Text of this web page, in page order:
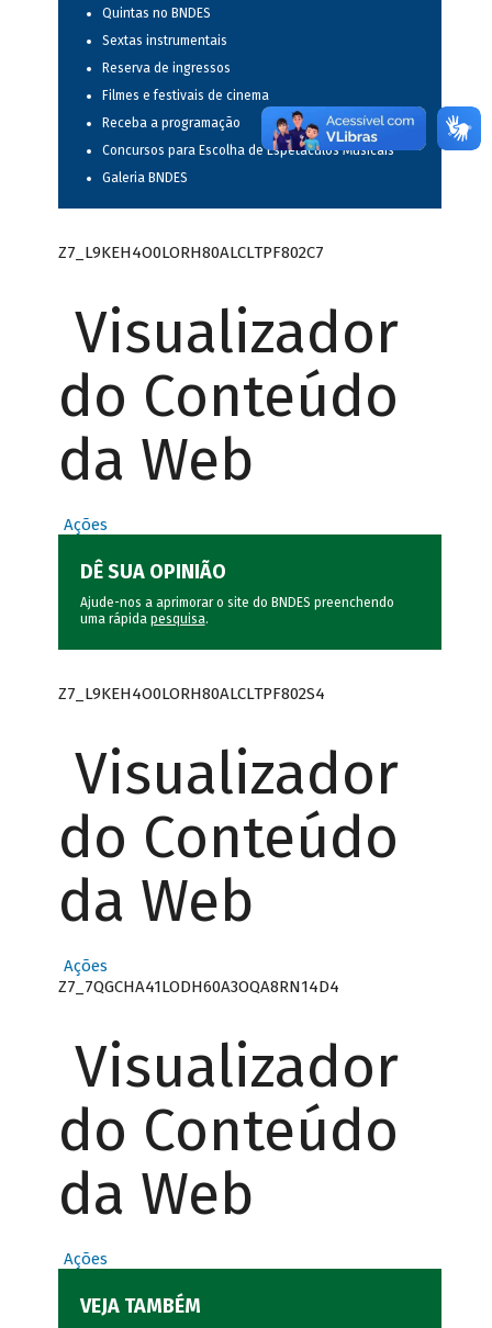
Quintas no BNDES
Sextas instrumentais
Reserva de ingressos
Filmes e festivais de cinema
Receba a programação
Concursos para Escolha de Espetáculos Musicais
Galeria BNDES
Z7_L9KEH4O0LORH80ALCLTPF802C7
Visualizador
do Conteúdo
da Web
Ações
DÊ SUA OPINIÃO
Ajude-nos a aprimorar o site do BNDES preenchendo
uma rápida pesquisa.
Z7_L9KEH4O0LORH80ALCLTPF802S4
Visualizador
do Conteúdo
da Web
Ações
Z7_7QGCHA41LODH60A3OQA8RN14D4
Visualizador
do Conteúdo
da Web
Ações
VEJA TAMBÉM